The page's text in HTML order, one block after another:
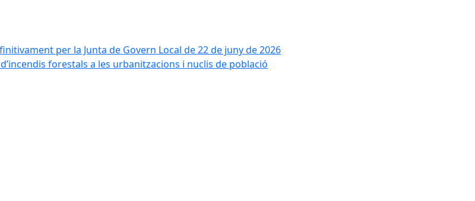
per la Junta de Govern Local de 22 de juny de 2026
forestals a les urbanitzacions i nuclis de població